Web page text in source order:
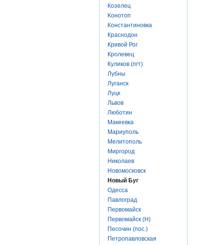
Козелец
Конотоп
Константиновка
Краснодон
Кривой Рог
Кролевец
Куликов (пгт)
Лубны
Луганск
Луцк
Львов
Люботин
Макеевка
Мариуполь
Мелитополь
Миргород
Николаев
Новомосковск
Новый Буг
Одесса
Павлоград
Первомайск
Первомайск (Н)
Песочин (пос.)
Петропавловская